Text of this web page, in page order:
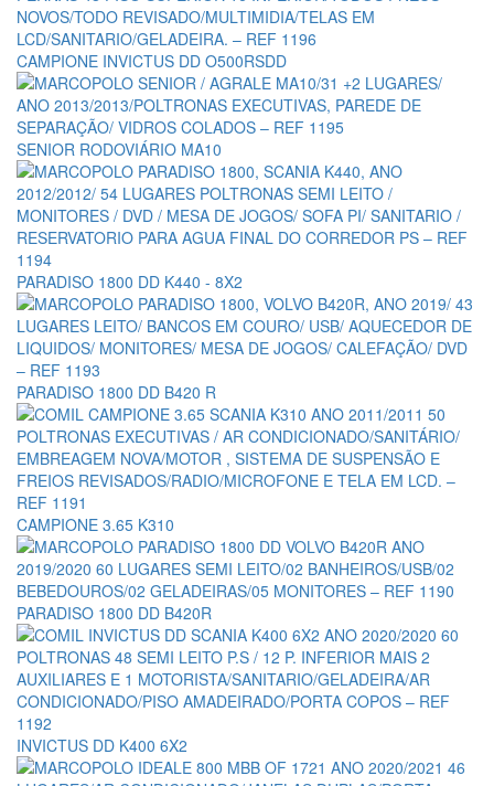
CAMPIONE INVICTUS DD O500RSDD
SENIOR RODOVIÁRIO MA10
PARADISO 1800 DD K440 - 8X2
PARADISO 1800 DD B420 R
CAMPIONE 3.65 K310
PARADISO 1800 DD B420R
INVICTUS DD K400 6X2